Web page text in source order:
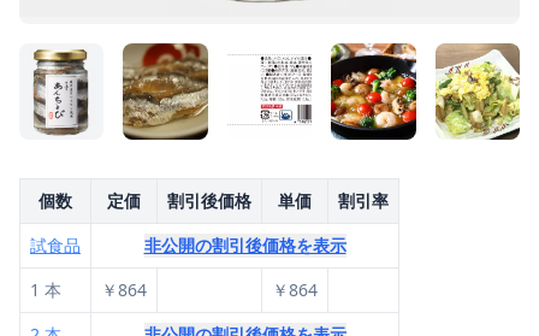
個数 定価 割引後価格 単価
割引率
試食品
非公開の割引後価格を表示
1 本
￥864
￥864